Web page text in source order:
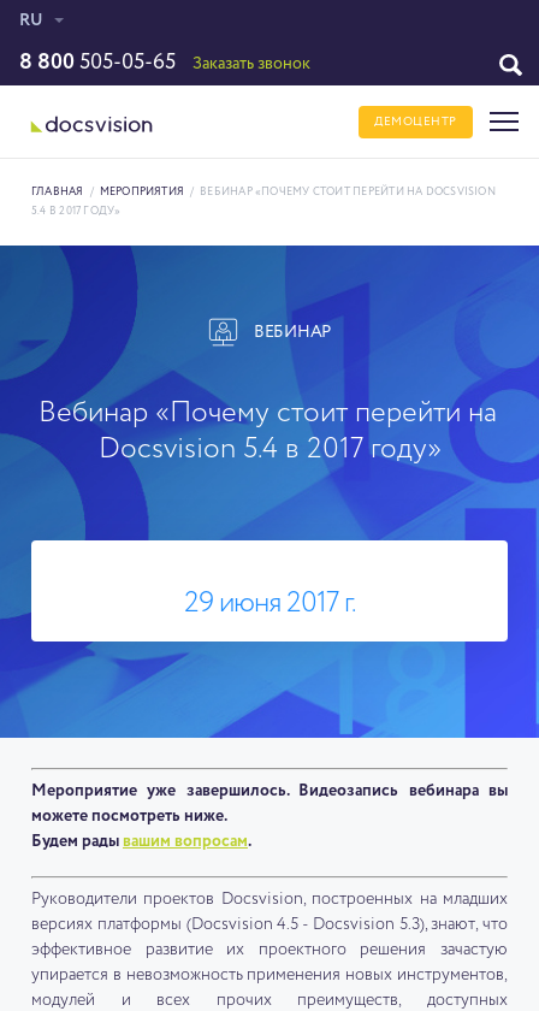
RU
8 800 505-05-65 Заказать звонок
ДЕМОЦЕНТР
ГЛАВНАЯ / МЕРОПРИЯТИЯ /
ВЕБИНАР «ПОЧЕМУ СТОИТ ПЕРЕЙТИ НА DOCSVISION
5.4 В 2017 ГОДУ»
ВЕБИНАР
Вебинар «Почему стоит перейти на
Docsvision 5.4 в 2017 году»
29 июня 2017 г.
Мероприятие уже завершилось. Видеозапись вебинара вы
можете посмотреть ниже.
Будем рады вашим вопросам.
Руководители проектов Docsvision, построенных на младших
версиях платформы (Docsvision 4.5 - Docsvision 5.3), знают, что
эффективное развитие их проектного решения зачастую
упирается в невозможность применения новых инструментов,
модулей и всех прочих преимуществ, доступных